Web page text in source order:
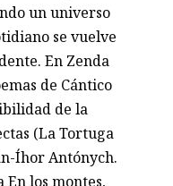
un universo
se vuelve
En Zenda
de Cántico
de la
(La Tortuga
Íhor Antónych.
los montes,